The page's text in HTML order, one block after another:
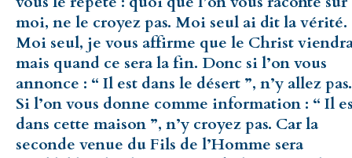
moi, ne le croyez pas. Moi seul ai dit la vérité.
Moi seul, je vous affirme que le Christ
mais quand ce sera la fin. Donc si l’on vous
annonce : “ Il est dans le désert ”, n’y allez pas.
Si l’on vous donne comme information : “ Il
dans cette maison ”, n’y croyez pas. Car la
seconde venue du Fils de l’Homme sera